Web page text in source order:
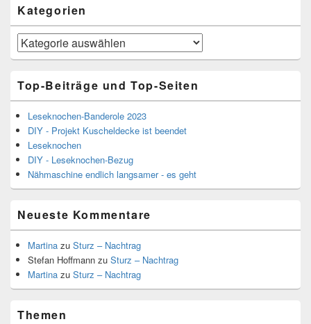
Kategorien
Kategorien
Top-Beiträge und Top-Seiten
Leseknochen-Banderole 2023
DIY - Projekt Kuscheldecke ist beendet
Leseknochen
DIY - Leseknochen-Bezug
Nähmaschine endlich langsamer - es geht
Neueste Kommentare
Martina zu Sturz – Nachtrag
Stefan Hoffmann zu Sturz – Nachtrag
Martina zu Sturz – Nachtrag
Themen